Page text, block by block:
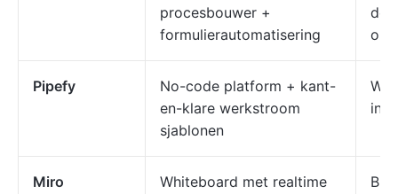
procesbouwer +
formulierautomatisering
op
Pipefy
No-code platform + kant-
en-klare werkstroom
sjablonen
Miro
Whiteboard met realtime